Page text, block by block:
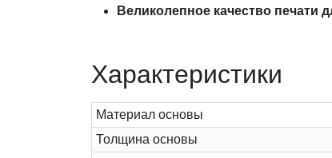
Великолепное качество печати
Характеристики
Материал основы
Толщина основы